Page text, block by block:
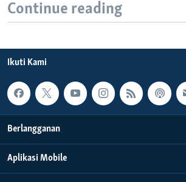
Continue reading
Ikuti Kami
Berlangganan
Aplikasi Mobile